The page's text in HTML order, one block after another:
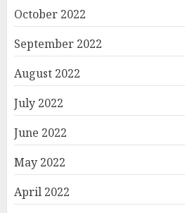
October 2022
September 2022
August 2022
July 2022
June 2022
May 2022
April 2022